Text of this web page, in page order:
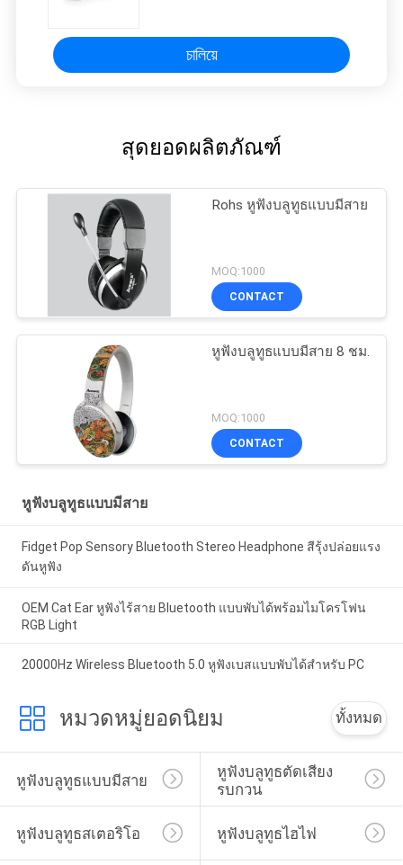
চালিয়ে
สุดยอดผลิตภัณฑ์
Rohs หูฟังบลูทูธแบบมีสาย
MOQ:1000
CONTACT
หูฟังบลูทูธแบบมีสาย 8 ชม.
MOQ:1000
CONTACT
หูฟังบลูทูธแบบมีสาย
Fidget Pop Sensory Bluetooth Stereo Headphone สีรุ้งปล่อยแรง
ดันหูฟัง
OEM Cat Ear หูฟังไร้สาย Bluetooth แบบพับได้พร้อมไมโครโฟน
RGB Light
20000Hz Wireless Bluetooth 5.0 หูฟังเบสแบบพับได้สำหรับ PC
หมวดหมู่ยอดนิยม ทั้งหมด
หูฟังบลูทูธแบบมีสาย
หูฟังบลูทูธตัดเสียง
รบกวน
หูฟังบลูทูธสเตอริโอ หูฟังบลูทูธไฮไฟ